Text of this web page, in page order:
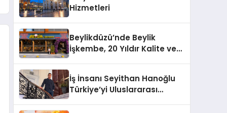
Hizmetleri
Beylikdüzü’nde Beylik
İşkembe, 20 Yıldır Kalite ve
İş İnsanı Seyithan Hanoğlu
Türkiye’yi Uluslararası